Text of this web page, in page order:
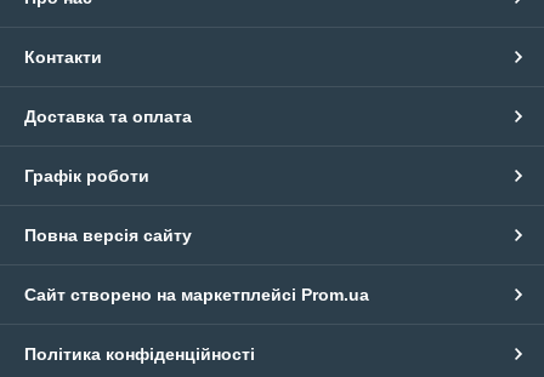
Контакти
Доставка та оплата
Графік роботи
Повна версія сайту
Сайт створено на маркетплейсі Prom.ua
Політика конфіденційності